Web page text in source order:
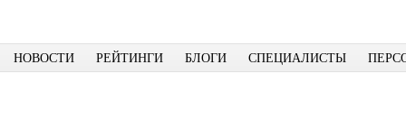
НОВОСТИ РЕЙТИНГИ БЛОГИ СПЕЦИАЛИСТЫ